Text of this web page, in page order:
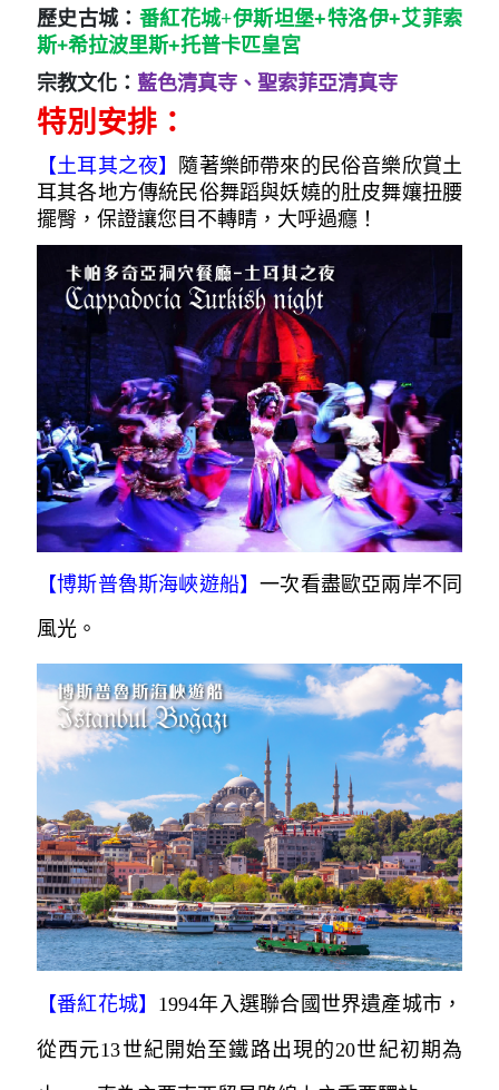
歷史古城： 番紅花城+伊斯坦堡+特洛伊+艾菲索
斯+希拉波里斯+托普卡匹皇宮
宗教文化： 藍色清真寺、聖索菲亞清真寺
特別安排：
【土耳其之夜】
隨著樂師帶來的民俗音樂欣賞土
耳其各地方傳統民俗舞蹈與妖嬈的肚皮舞孃扭腰
擺臀，保證讓您目不轉睛，大呼過癮！
【博斯普魯斯海峽遊船】一次看盡歐亞兩岸不同
風光。
【番紅花城】 1994年入選聯合國世界遺產城市，
從西元13世紀開始至鐵路出現的20世紀初期為